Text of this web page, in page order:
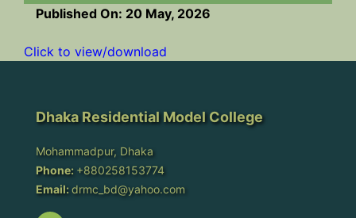
Published On: 20 May, 2026
Click to view/download
Dhaka Residential Model College
Mohammadpur, Dhaka
Phone: +880258153774
Email: drmc_bd@yahoo.com